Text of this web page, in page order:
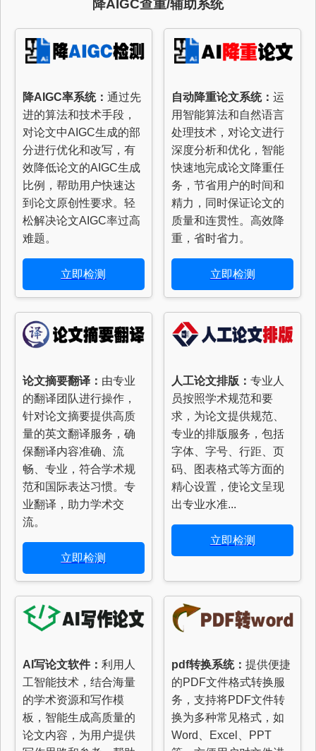
降AIGC查重/辅助系统
降AIGC率系统： 通过先
进的算法和技术手段，
对论文中AIGC生成的部
分进行优化和改写，有
效降低论文的AIGC生成
比例，帮助用户快速达
到论文原创性要求。轻
松解决论文AIGC率过高
难题。
立即检测
自动降重论文系统：运
用智能算法和自然语言
处理技术，对论文进行
深度分析和优化，智能
快速地完成论文降重任
务，节省用户的时间和
精力，同时保证论文的
质量和连贯性。高效降
重，省时省力。
立即检测
论文摘要翻译： 由专业
的翻译团队进行操作，
针对论文摘要提供高质
量的英文翻译服务，确
保翻译内容准确、流
畅、专业，符合学术规
范和国际表达习惯。专
业翻译，助力学术交
流。
立即检测
人工论文排版：专业人
员按照学术规范和要
求，为论文提供规范、
专业的排版服务，包括
字体、字号、行距、页
码、图表格式等方面的
精心设置，使论文呈现
出专业水准...
立即检测
AI写论文软件： 利用人
工智能技术，结合海量
的学术资源和写作模
板，智能生成高质量的
论文内容，为用户提供
pdf转换系统：提供便捷
的PDF文件格式转换服
务，支持将PDF文件转
换为多种常见格式，如
Word、Excel、PPT